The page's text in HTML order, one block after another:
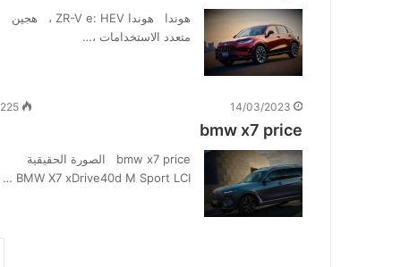
هوندا هوندا ZR-V e: HEV ، هجين
متعدد الاستخدامات ،…
14/03/2023
225
bmw x7 price
bmw x7 price الصورة الحقيقية
BMW X7 xDrive40d M Sport LCI …